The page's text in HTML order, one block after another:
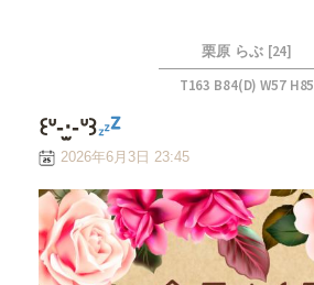
栗原 らぶ [24]
T163 B84(D) W57 H85
꒰ᐡ-‧̫-ᐡ꒱
2026年6月3日 23:45